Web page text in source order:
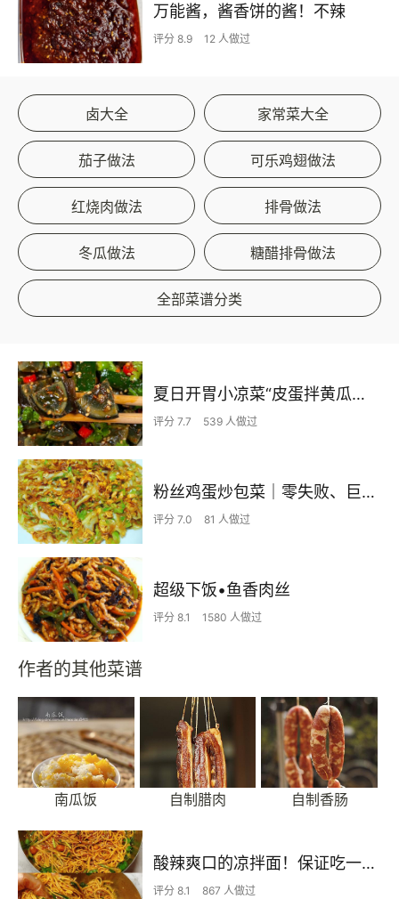
万能酱，酱香饼的酱！不辣
评分 8.9 12 人做过
卤大全 家常菜大全
茄子做法 可乐鸡翅做法
红烧肉做法 排骨做法
冬瓜做法 糖醋排骨做法
全部菜谱分类
夏日开胃小凉菜“皮蛋拌黄瓜🥒”开胃减脂
评分 7.7 539 人做过
粉丝鸡蛋炒包菜｜零失败、巨下饭
评分 7.0 81 人做过
超级下饭•鱼香肉丝
评分 8.1 1580 人做过
作者的其他菜谱
南瓜饭 自制腊肉 自制香肠
酸辣爽口的凉拌面！保证吃一次就上瘾
评分 8.1 867 人做过